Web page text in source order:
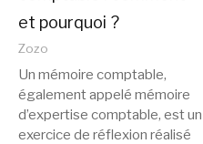
et pourquoi ?
Zozo
Un mémoire comptable,
également appelé mémoire
d’expertise comptable, est un
exercice de réflexion réalisé